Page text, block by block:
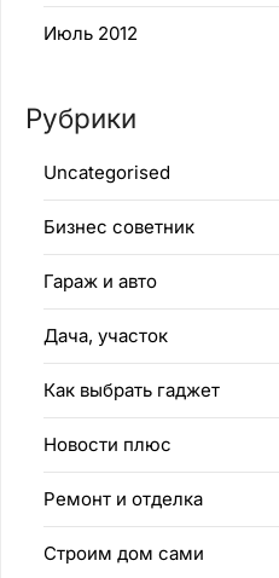
Июль 2012
Рубрики
Uncategorised
Бизнес советник
Гараж и авто
Дача, участок
Как выбрать гаджет
Новости плюс
Ремонт и отделка
Строим дом сами